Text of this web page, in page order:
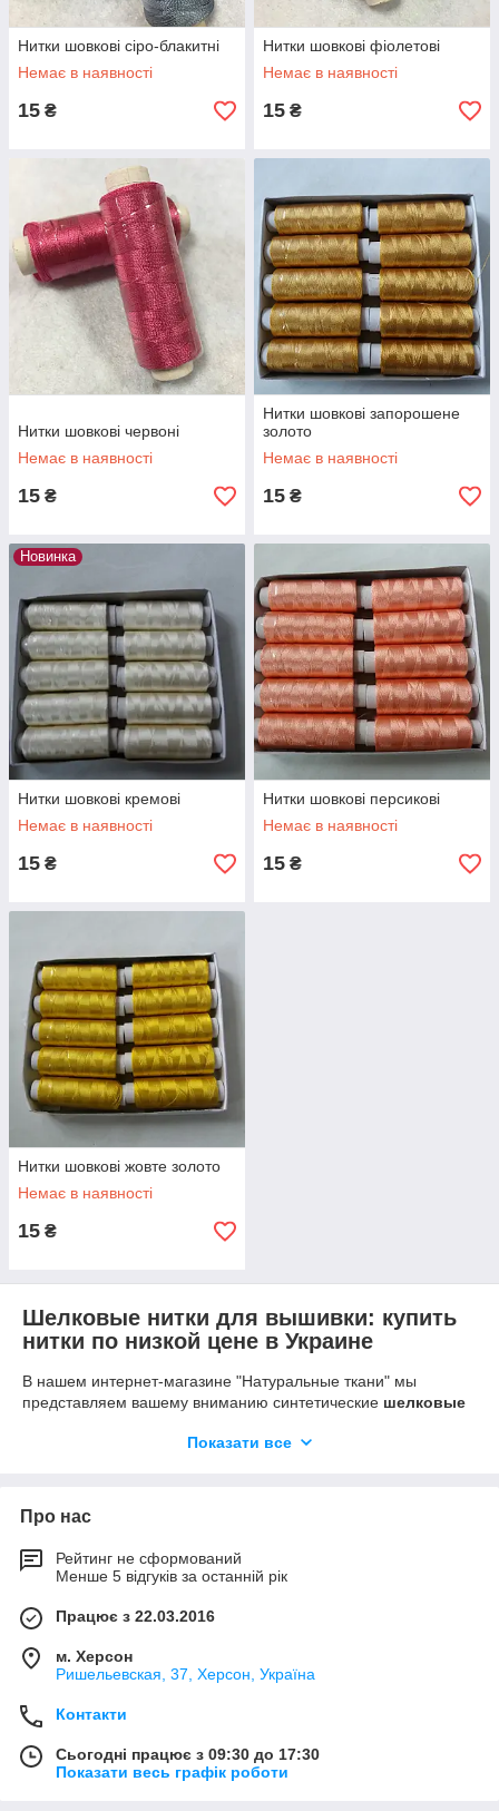
Нитки шовкові сіро-блакитні
Немає в наявності
15 ₴
Нитки шовкові фіолетові
Немає в наявності
15 ₴
Нитки шовкові червоні
Немає в наявності
15 ₴
Нитки шовкові запорошене
золото
Немає в наявності
15 ₴
Новинка
Нитки шовкові кремові
Немає в наявності
15 ₴
Нитки шовкові персикові
Немає в наявності
15 ₴
Нитки шовкові жовте золото
Немає в наявності
15 ₴
Шелковые нитки для вышивки: купить
нитки по низкой цене в Украине
В нашем интернет-магазине "Натуральные ткани" мы
представляем вашему вниманию синтетические шелковые
для вышивки- они обладают красивым
совершенно особенный вид ниток, отличительной
особенностью которых можно назвать невероятную
гладкость и лоск
Главные плюсы шелковых ниток из полиэстера:
доступная стоимость;
очень долго сохраняют свой первоначальный цвет;
универсальны - подходят для вышивки на различных
типах тканей;
Показати все
Про нас
Рейтинг не сформований
Менше 5 відгуків за останній рік
Працює з 22.03.2016
м. Херсон
Ришельевская, 37, Херсон, Україна
Контакти
Сьогодні працює з 09:30 до 17:30
Показати весь графік роботи